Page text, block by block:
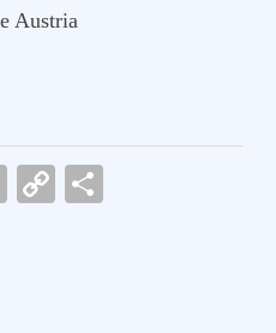
Austria
Tumblr
Copy